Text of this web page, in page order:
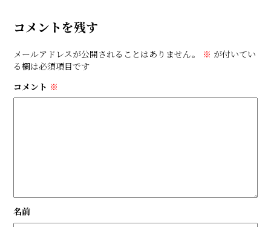
コメントを残す
メールアドレスが公開されることはありません。 ※ が付いてい
る欄は必須項目です
コメント ※
名前